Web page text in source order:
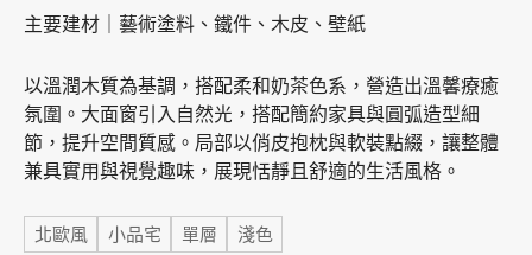
加盟徵才
主要建材｜藝術塗料、鐵件、木皮、壁紙
以溫潤木質為基調，搭配柔和奶茶色系，營造出溫馨療癒
氛圍。大面窗引入自然光，搭配簡約家具與圓弧造型細
節，提升空間質感。局部以俏皮抱枕與軟裝點綴，讓整體
兼具實用與視覺趣味，展現恬靜且舒適的生活風格。
標籤
北歐風 小品宅 單層 淺色